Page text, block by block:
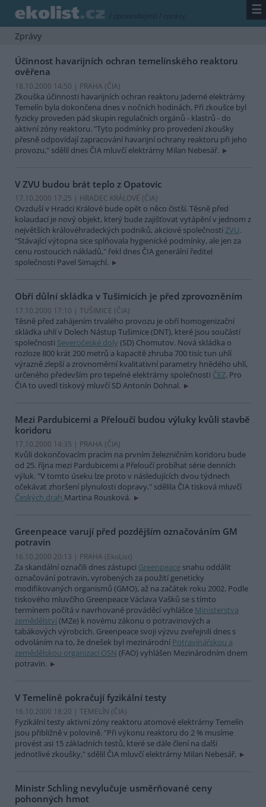
/ zpravodajství / zprávy ☰
Zprávy
Účinnost havarijních ochran temelínského reaktoru
ověřena
18.10.2000 14:50 | PRAHA (ČIA)
Zkouška účinnosti havarijních ochran reaktoru Jaderné elektrárny
Temelín byla dokončena dnes v nočních hodinách. Při zkoušce byl
fyzicky proveden pád skupin regulačních orgánů - klastrů - do
aktivní zóny reaktoru. "Tyto podmínky pro provedení zkoušky
přesně odpovídají zapracování havarijní ochrany reaktoru při jeho
provozu," sdělil dnes ČIA mluvčí elektrárny Milan Nebesář.
V ZVU budou brát teplo z Opatovic
17.10.2000 17:25 | HRADEC KRÁLOVÉ (ČIA)
Ovzduší v Hradci Králové bude opět o něco čistší. Těsně před
kolaudací je nový objekt, který bude zajišťovat vytápění v jednom z
největších královéhradeckých podniků, akciové společnosti ZVU.
"Stávající výtopna sice splňovala hygienické podmínky, ale jen za
cenu rostoucích nákladů," řekl dnes ČIA generální ředitel
společnosti Pavel Simajchl.
Obří důlní skládka v Tušimicích je před zprovozněním
17.10.2000 17:10 | TUŠIMICE (ČIA)
Těsně před zahájením trvalého provozu je obří homogenizační
skládka uhlí v Dolech Nástup Tušimice (DNT), které jsou součástí
společnosti Severočeské doly (SD) Chomutov. Nová skládka o
rozloze 800 krát 200 metrů a kapacitě zhruba 700 tisíc tun uhlí
výrazně zlepší a zrovnoměrní kvalitativní parametry hnědého uhlí,
určeného především pro tepelné elektrárny společnosti ČEZ. Pro
ČIA to uvedl tiskový mluvčí SD Antonín Dohnal.
Mezi Pardubicemi a Přeloučí budou výluky kvůli stavbě
koridoru
17.10.2000 14:35 | PRAHA (ČIA)
Kvůli dokončovacím pracím na prvním železničním koridoru bude
od 25. října mezi Pardubicemi a Přeloučí probíhat série denních
výluk. "V tomto úseku lze proto v následujících dvou týdnech
očekávat zhoršení plynulosti dopravy," sdělila ČIA tisková mluvčí
Českých drah Martina Rousková.
Greenpeace varují před pozdějším označováním GM
potravin
16.10.2000 20:13 | PRAHA (EkoList)
Za skandální označili dnes zástupci Greenpeace snahu oddálit
označování potravin, vyrobených za použití geneticky
modifikovaných organismů (GMO), až na začátek roku 2002. Podle
tiskového mluvčího Greenpeace Václava Vašků se s tímto
termínem počítá v navrhované prováděcí vyhlášce Ministerstva
zemědělství(MZe) k novému zákonu o potravinových a
tabákových výrobcích. Greenpeace svoji výzvu zveřejnili dnes s
odvoláním na to, že dnešek byl mezinárodní Potravinářskou a
zemědělskou organizací OSN (FAO) vyhlášen Mezinárodním dnem
potravin.
V Temelíně pokračují fyzikální testy
16.10.2000 18:20 | TEMELÍN (ČIA)
Fyzikální testy aktivní zóny reaktoru atomové elektrárny Temelín
jsou přibližně v polovině. "Při výkonu reaktoru do 2 % musíme
provést asi 15 základních testů, které se dále člení na další
jednotlivé zkoušky," sdělil ČIA mluvčí elektrárny Milan Nebesář,
Ministr Schling nevylučuje usměrňované ceny
pohonných hmot